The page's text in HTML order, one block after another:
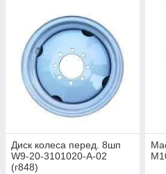
Диск колеса перед. 8шп
W9-20-3101020-А-02
(г848)